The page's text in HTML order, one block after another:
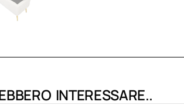
INTERESSARE..